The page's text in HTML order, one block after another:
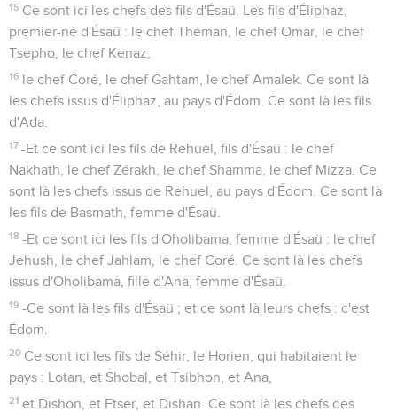
15 Ce sont ici les chefs des fils d'Ésaü. Les fils d'Éliphaz,
premier-né d'Ésaü : le chef Théman, le chef Omar, le chef
Tsepho, le chef Kenaz,
16 le chef Coré, le chef Gahtam, le chef Amalek. Ce sont là
les chefs issus d'Éliphaz, au pays d'Édom. Ce sont là les fils
d'Ada.
17 -Et ce sont ici les fils de Rehuel, fils d'Ésaü : le chef
Nakhath, le chef Zérakh, le chef Shamma, le chef Mizza. Ce
sont là les chefs issus de Rehuel, au pays d'Édom. Ce sont là
les fils de Basmath, femme d'Ésaü.
18 -Et ce sont ici les fils d'Oholibama, femme d'Ésaü : le chef
Jehush, le chef Jahlam, le chef Coré. Ce sont là les chefs
issus d'Oholibama, fille d'Ana, femme d'Ésaü.
19 -Ce sont là les fils d'Ésaü ; et ce sont là leurs chefs : c'est
Édom.
20 Ce sont ici les fils de Séhir, le Horien, qui habitaient le
pays : Lotan, et Shobal, et Tsibhon, et Ana,
21 et Dishon, et Etser, et Dishan. Ce sont là les chefs des